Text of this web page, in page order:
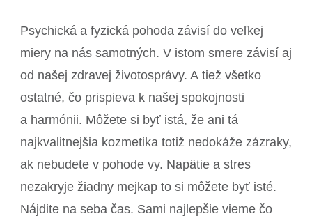
Psychická a fyzická pohoda závisí do veľkej
miery na nás samotných. V istom smere závisí aj
od našej zdravej životosprávy. A tiež všetko
ostatné, čo prispieva k našej spokojnosti
a harmónii. Môžete si byť istá, že ani tá
najkvalitnejšia kozmetika totiž nedokáže zázraky,
ak nebudete v pohode vy. Napätie a stres
nezakryje žiadny mejkap to si môžete byť isté.
Nájdite na seba čas. Sami najlepšie vieme čo